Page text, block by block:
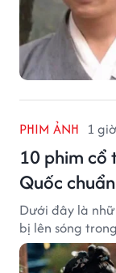
PHIM ẢNH 1
10 phim cổ
Quốc
Dưới đây là
bị lên sóng